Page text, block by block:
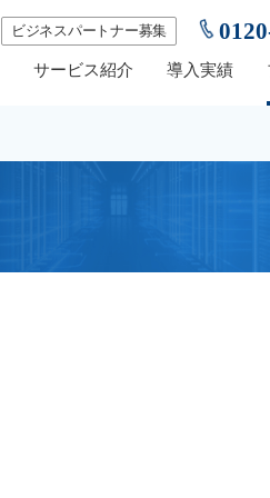
サービス紹介 導入実績
ビジネスパートナー募集